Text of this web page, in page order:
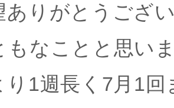
ありがとうござ
もなことと思い
り1週長く7月1